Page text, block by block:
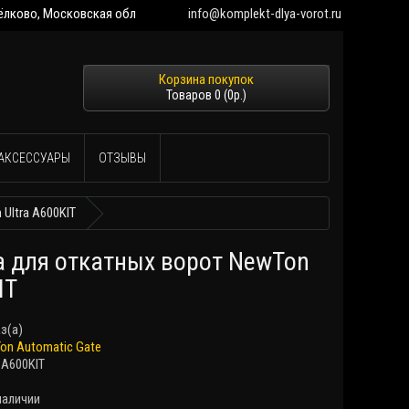
Московская обл info@komplekt-dlya-vorot.ru
Товаров 0 (0р.)
ОТЗЫВЫ
A600KIT
откатных ворот NewTon
Automatic Gate